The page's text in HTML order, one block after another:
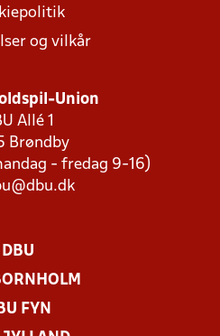
og vilkår
Union
Allé 1
Brøndby
- fredag 9-16)
DBU
FYN